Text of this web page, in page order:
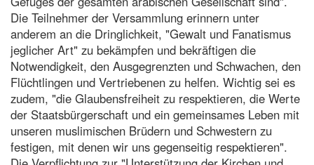
Die Teilnehmer der Versammlung erinnern unter
anderem an die Dringlichkeit, "Gewalt und Fanatismus
jeglicher Art" zu bekämpfen und bekräftigen die
Notwendigkeit, den Ausgegrenzten und Schwachen, den
Flüchtlingen und Vertriebenen zu helfen. Wichtig sei es
zudem, "die Glaubensfreiheit zu respektieren, die Werte
der Staatsbürgerschaft und ein gemeinsames Leben mit
unseren muslimischen Brüdern und Schwestern zu
festigen, mit denen wir uns gegenseitig respektieren".